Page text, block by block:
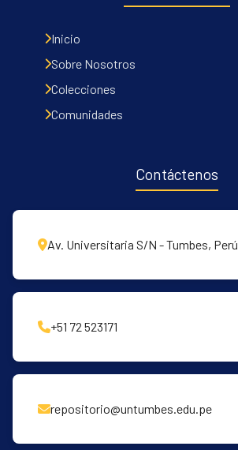
Inicio
Sobre Nosotros
Colecciones
Comunidades
Contáctenos
Av. Universitaria S/N - Tumbes, Perú
+51 72 523171
repositorio@untumbes.edu.pe